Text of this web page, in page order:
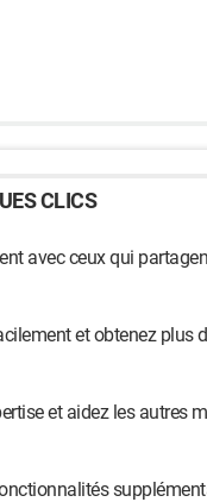
CLICS
avec ceux qui
et obtenez plus
et aidez les autres